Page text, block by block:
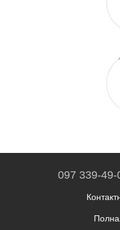
097 339-49-